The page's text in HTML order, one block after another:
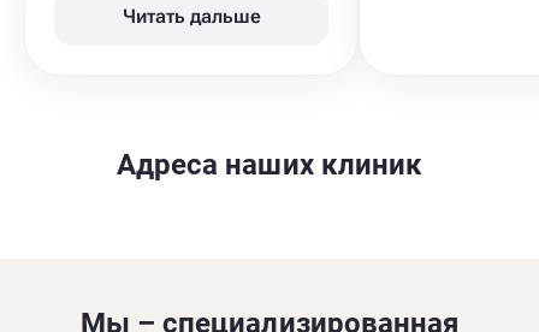
Читать дальше
Адреса наших клиник
Мы – специализированная